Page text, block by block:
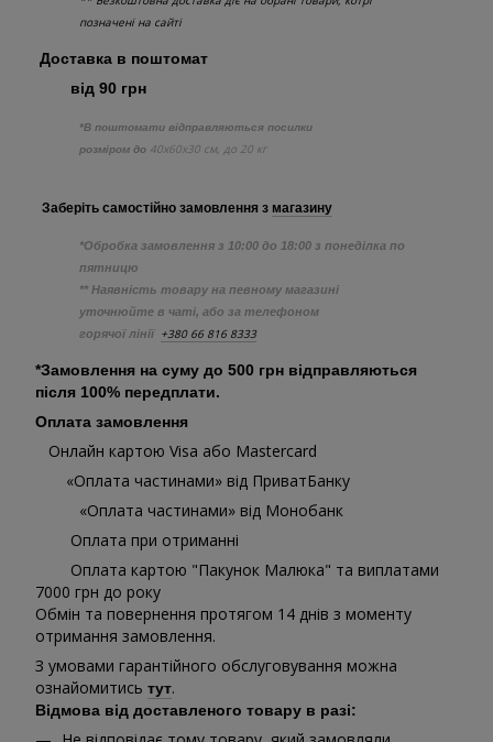
позначені на сайті
Доставка в поштомат
від 90 грн
*В поштомати відправляються посилки
розміром до 40х60х30 см, до 20 кг
Заберіть самостійно замовлення з магазину
*Обробка замовлення з 10:00 до 18:00 з понеділка по
пятницю
** Наявність товару на певному магазині
уточнюйте в чаті, або за телефоном
горячої лінії +380 66 816 8333
*Замовлення на суму до 500 грн відправляються
після 100% передплати.
Оплата замовлення
Онлайн картою Visa або Mastercard
«Оплата частинами» від ПриватБанку
«Оплата частинами» від Монобанк
Оплата при отриманні
Оплата картою "Пакунок Малюка" та виплатами
7000 грн до року
Обмін та повернення протягом 14 днів з моменту
отримання замовлення.
З умовами гарантійного обслуговування можна
ознайомитись тут.
Відмова від доставленого товару в разі: